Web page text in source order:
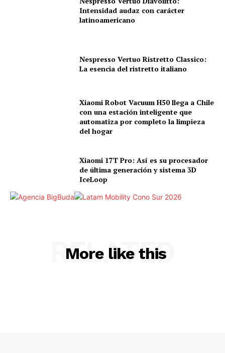
Intensidad audaz con carácter
latinoamericano
Nespresso Vertuo Ristretto Classico:
La esencia del ristretto italiano
Xiaomi Robot Vacuum H50 llega a Chile
con una estación inteligente que
automatiza por completo la limpieza
del hogar
Xiaomi 17T Pro: Así es su procesador
de última generación y sistema 3D
IceLoop
More like this
RELATED